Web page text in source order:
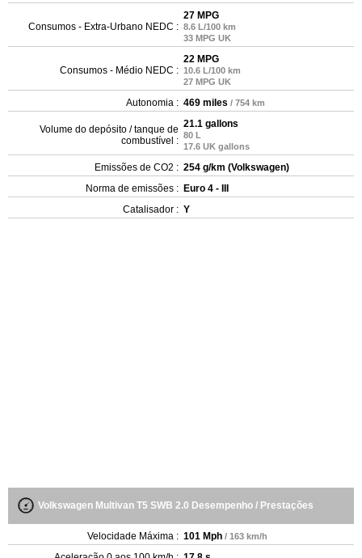
Consumos - Extra-Urbano NEDC :
27 MPG
8.6 L/100 km
33 MPG UK
Consumos - Médio NEDC :
22 MPG
10.6 L/100 km
27 MPG UK
Autonomia : 469 miles / 754 km
Volume do depósito / tanque de
combustível :
21.1 gallons
80 L
17.6 UK gallons
Emissões de CO2 : 254 g/km (Volkswagen)
Norma de emissões : Euro 4 - III
Catalisador : Y
Volkswagen Multivan T5 SWB 2.0 Desempenho / Prestações
Velocidade Máxima : 101 Mph / 163 km/h